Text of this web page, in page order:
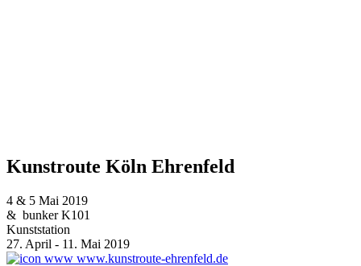
Kunstroute Köln Ehrenfeld
4 & 5 Mai 2019
& bunker K101
Kunststation
27. April - 11. Mai 2019
www.kunstroute-ehrenfeld.de